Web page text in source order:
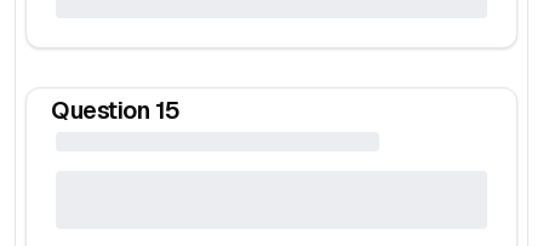
Question 15